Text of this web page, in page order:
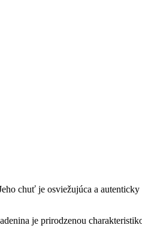
chuť je osviežujúca a
je prirodzenou